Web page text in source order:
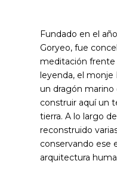
Fundado en el
Goryeo, fue
meditación frente
leyenda, el monje
un dragón marino
construir aquí un
tierra. A lo largo
reconstruido
conservando ese
arquitectura